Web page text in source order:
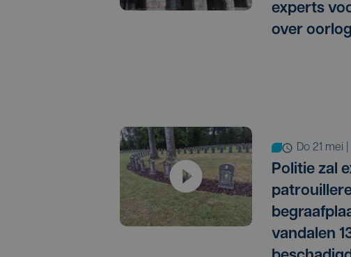
experts
over
do 21 mei |
Politie zal
vandalen